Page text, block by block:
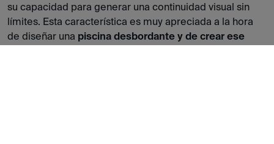
su capacidad para generar una continuidad visual sin
límites. Esta característica es muy apreciada a la hora
de diseñar una piscina desbordante y de crear ese